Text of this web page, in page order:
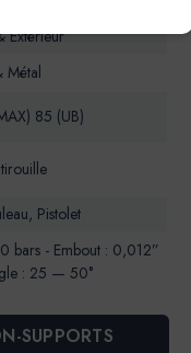
Extérieur
Métal
85 (UB)
Pistolet
bars - Embout : 0,012”
: 25 — 50°
SUPPORTS